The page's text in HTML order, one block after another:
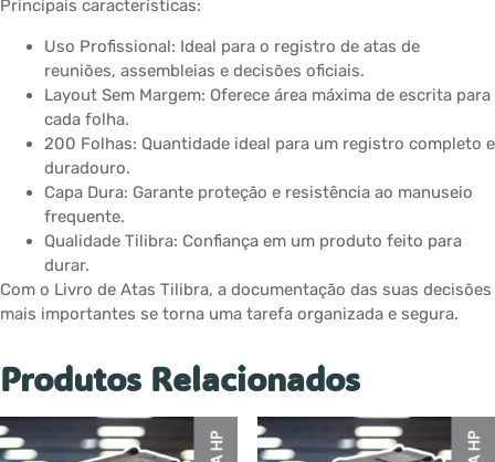
Principais características:
Uso Profissional: Ideal para o registro de atas de
reuniões, assembleias e decisões oficiais.
Layout Sem Margem: Oferece área máxima de escrita para
cada folha.
200 Folhas: Quantidade ideal para um registro completo e
duradouro.
Capa Dura: Garante proteção e resistência ao manuseio
frequente.
Qualidade Tilibra: Confiança em um produto feito para
durar.
Com o Livro de Atas Tilibra, a documentação das suas decisões
mais importantes se torna uma tarefa organizada e segura.
Produtos Relacionados